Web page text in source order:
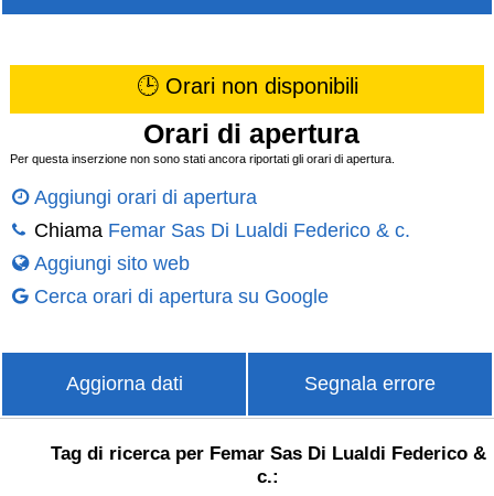
🕒 Orari non disponibili
Orari di apertura
Per questa inserzione non sono stati ancora riportati gli orari di apertura.
Aggiungi orari di apertura
Chiama Femar Sas Di Lualdi Federico & c.
Aggiungi sito web
Cerca orari di apertura su Google
Aggiorna dati Segnala errore
Tag di ricerca per Femar Sas Di Lualdi Federico &
c.: